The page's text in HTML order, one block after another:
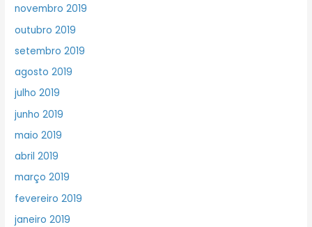
novembro 2019
outubro 2019
setembro 2019
agosto 2019
julho 2019
junho 2019
maio 2019
abril 2019
março 2019
fevereiro 2019
janeiro 2019